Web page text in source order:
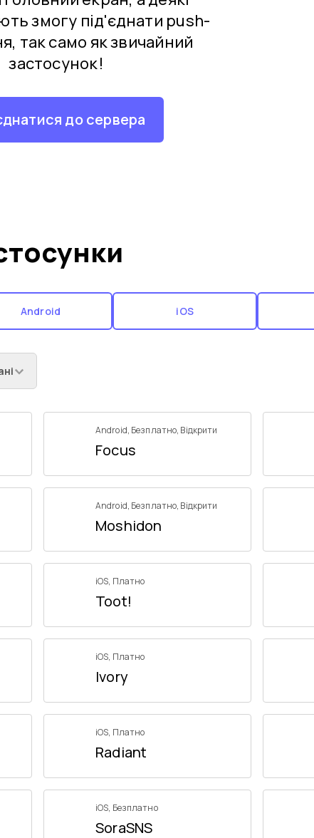
змогу під'єднати push-
так само як звичайний
застосунок!
до сервера
Android iOS
Android, Безплатно, Відкрити
Focus
Android, Безплатно, Відкрити
Moshidon
iOS, Платно
Toot!
iOS, Платно
Ivory
iOS, Платно
Radiant
iOS, Безплатно
SoraSNS